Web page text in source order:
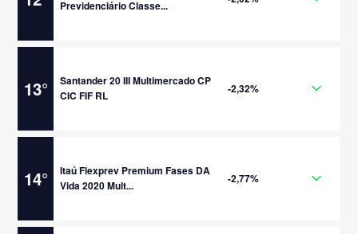
Previdenciário Classe...
13°
Santander 20 III Multimercado CP
CIC FIF RL
-2,32%
14°
Itaú Flexprev Premium Fases DA
Vida 2020 Mult...
-2,77%